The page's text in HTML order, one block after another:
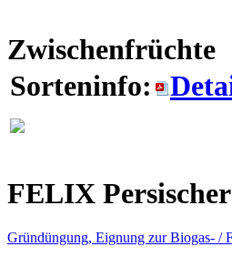
Zwischenfrüchte
Sorteninfo:
FELIX
Gründüngung, Eignung zur Biogas- /